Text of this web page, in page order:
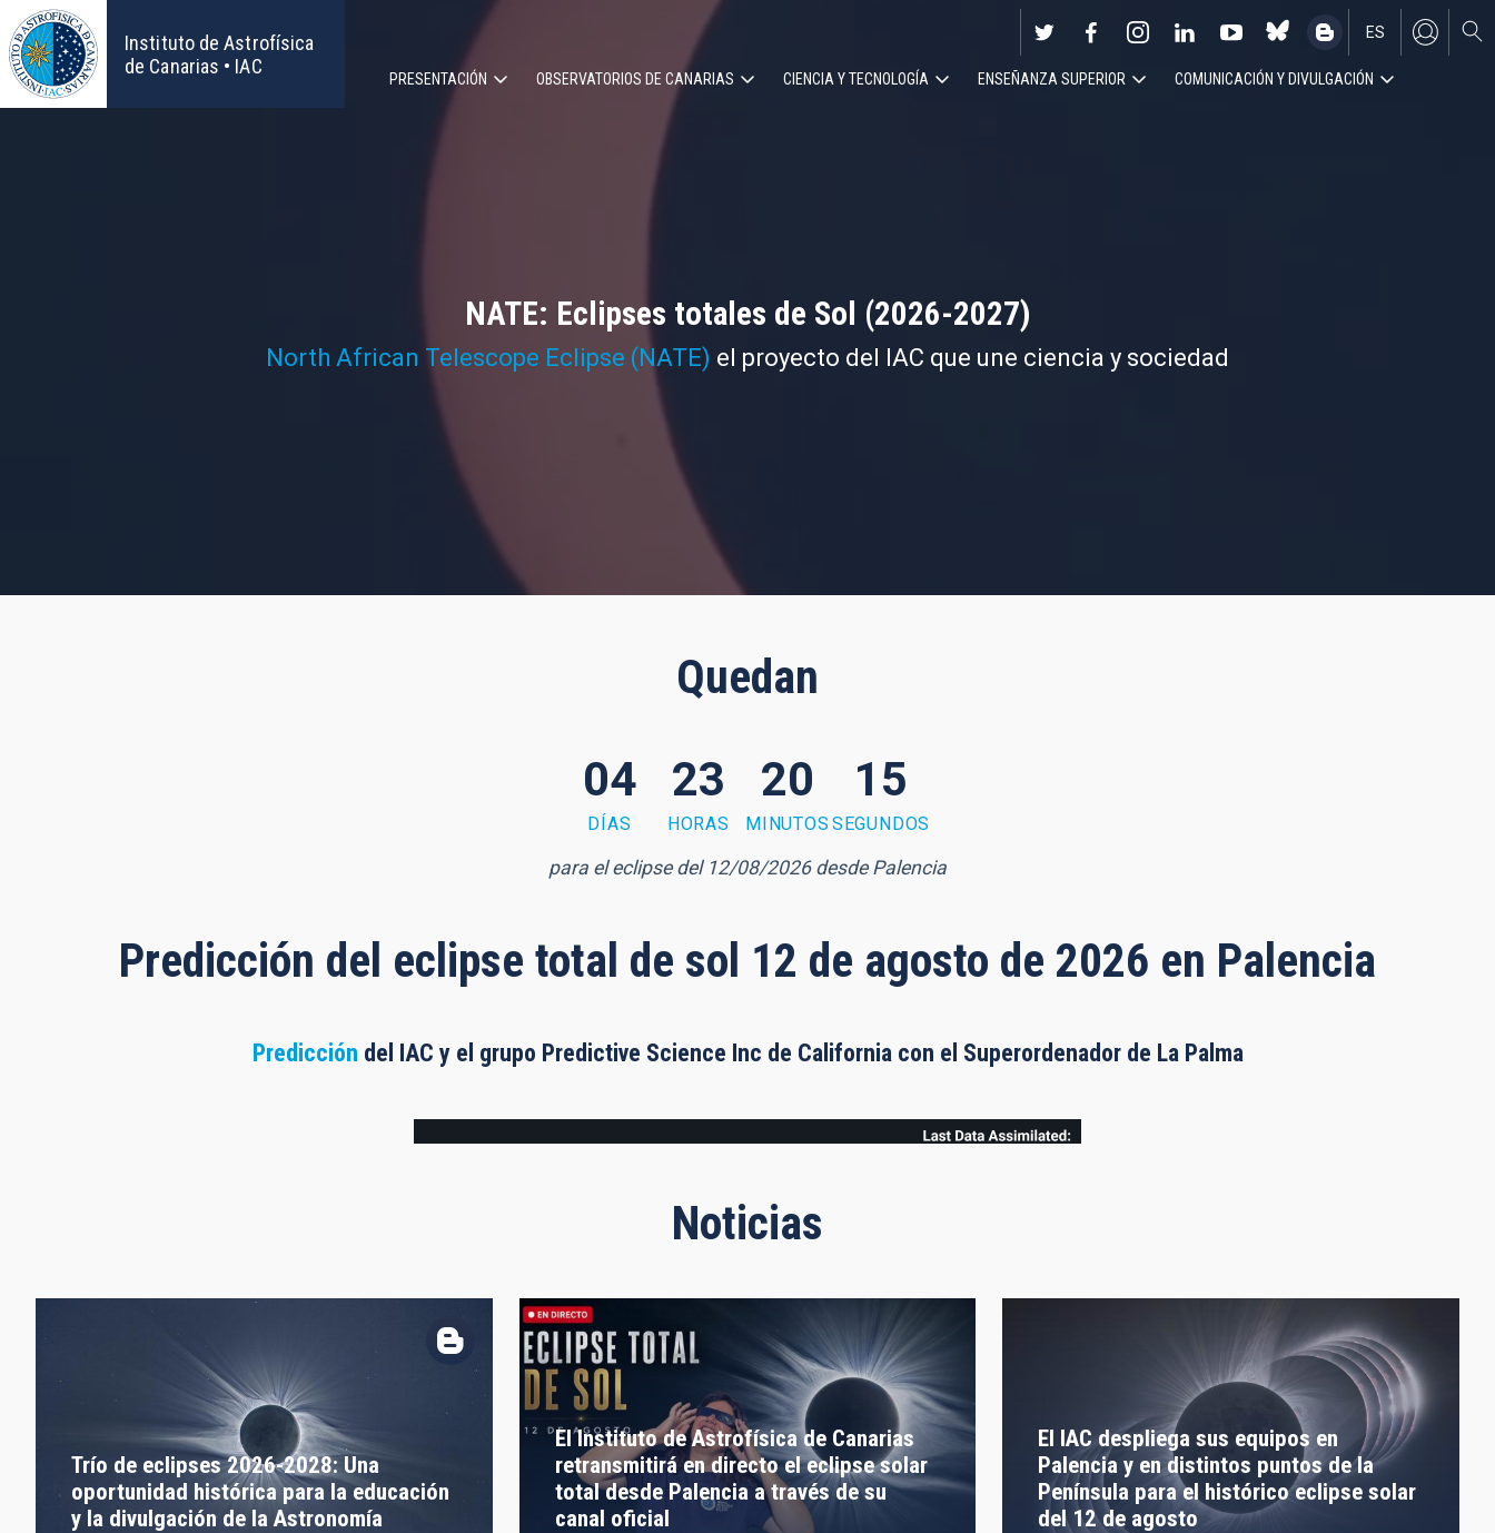
Pasar
al
contenido
principal
Instituto de Astrofísica
de Canarias • IAC
EN
ES
Navegación
principal
PRESENTACIÓN OBSERVATORIOS DE CANARIAS CIENCIA Y TECNOLOGÍA ENSEÑANZA SUPERIOR COMUNICACIÓN Y DIVULGACIÓN
NATE: Eclipses totales de Sol (2026-2027)
North African Telescope Eclipse (NATE) el proyecto del IAC que une ciencia y sociedad
Quedan
04
DÍAS
23
HORAS
20
MINUTOS
14
SEGUNDOS
para el eclipse del 12/08/2026 desde Palencia
Predicción del eclipse total de sol 12 de agosto de 2026 en Palencia
Predicción del IAC y el grupo Predictive Science Inc de California con el Superordenador de La Palma
Noticias
Trío de eclipses 2026-2028: Una
oportunidad histórica para la educación
y la divulgación de la Astronomía
El Instituto de Astrofísica de Canarias
retransmitirá en directo el eclipse solar
total desde Palencia a través de su
canal oficial
El IAC despliega sus equipos en
Palencia y en distintos puntos de la
Península para el histórico eclipse solar
del 12 de agosto